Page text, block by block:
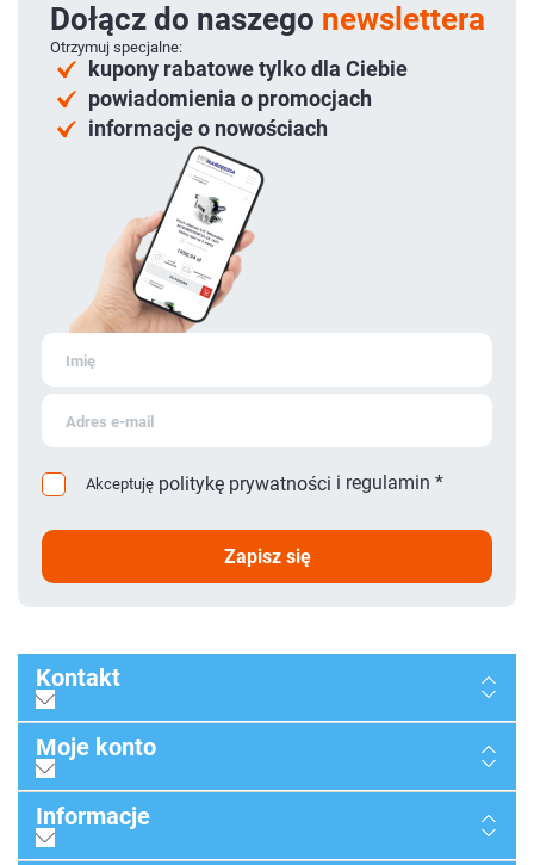
Dołącz do naszego newslettera
Otrzymuj specjalne:
kupony rabatowe tylko dla Ciebie
powiadomienia o promocjach
informacje o nowościach
Akceptuję politykę prywatności i regulamin *
zapisz się
Kontakt
Moje konto
Informacje